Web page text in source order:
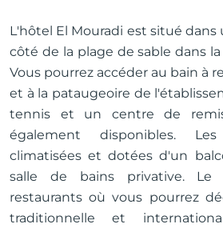
L'hôtel El Mouradi est situé dans
côté de la plage de sable dans
Vous pourrez accéder au bain à
et à la pataugeoire de
tennis et un centre de
également disponibles.
climatisées et dotées d'un
salle de bains privative. Le
restaurants où vous pourrez
traditionnelle et